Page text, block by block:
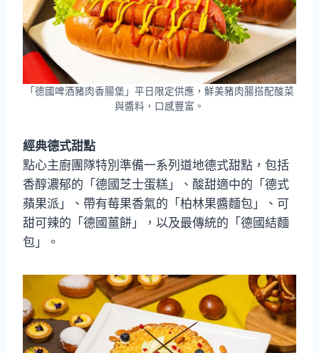
「德國啤酒豬肉香腸堡」平日限定供應，鮮美豬肉腸搭配酸菜
與醬料，口感豐富。
經典德式甜點
點心主廚團隊特別準備一系列道地德式甜點，包括
香醇濃郁的「德國芝士蛋糕」、酸甜適中的「德式
蘋果派」、帶有莓果香氣的「柏林果醬麵包」、可
甜可辣的「德國薑餅」，以及最傳統的「德國結麵
包」。